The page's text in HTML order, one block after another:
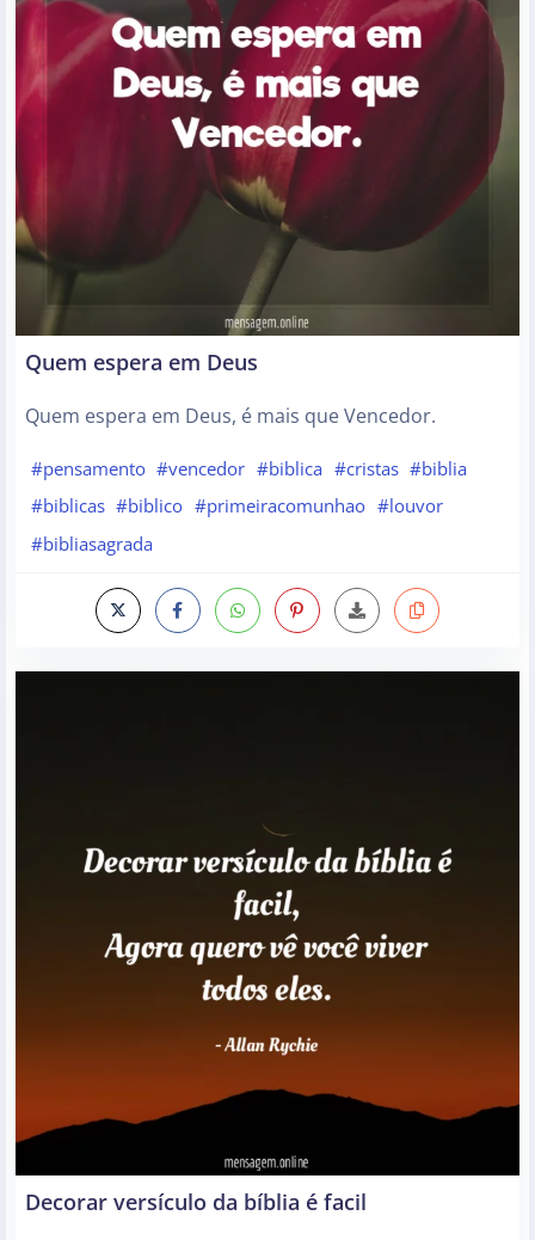
Quem espera em Deus
Quem espera em Deus, é mais que Vencedor.
#pensamento #vencedor #biblica #cristas #biblia
#biblicas #biblico #primeiracomunhao #louvor
#bibliasagrada
Decorar versículo da bíblia é facil